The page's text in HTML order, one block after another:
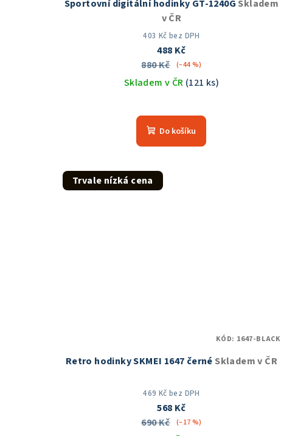
Sportovní digitální hodinky GT-1240G Skladem
v ČR
403 Kč bez DPH
488 Kč
880 Kč
(–44 %)
Skladem v ČR (121 ks)
hodnocení
produktu
je
Do košíku
Trvale nízká cena
Retro hodinky SKMEI 1647 černé Skladem v ČR
469 Kč bez DPH
568 Kč
690 Kč
(–17 %)
KÓD: 1647-BLACK